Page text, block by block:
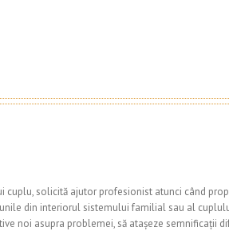
cuplu, solicită ajutor profesionist atunci când
din interiorul sistemului familial sau al
noi asupra problemei, să atașeze semnificații